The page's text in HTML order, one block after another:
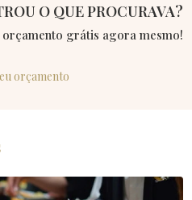
O QUE PROCURAVA?
orçamento grátis agora mesmo!
orçamento